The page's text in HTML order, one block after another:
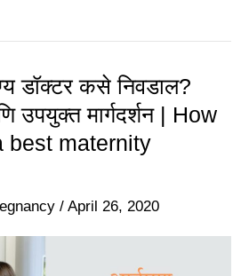
डॉक्टर कसे निवडाल?
उपयुक्त मार्गदर्शन | How
best maternity
/ April 26, 2020